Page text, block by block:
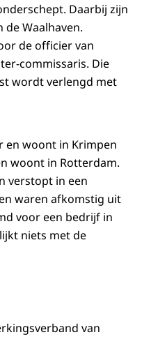
Daarbij zijn
Waalhaven.
de officier van
commissaris. Die
wordt verlengd met
en woont in Krimpen
woont in Rotterdam.
verstopt in een
waren afkomstig uit
voor een bedrijf in
niets met de
van